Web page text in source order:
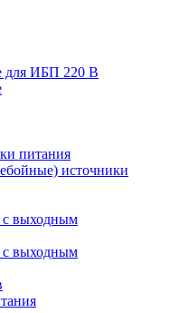
для ИБП 220 В
питания
источники
с выходным
с выходным